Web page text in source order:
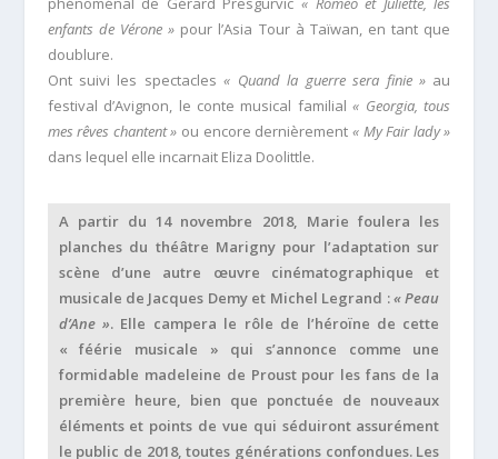
enfants de Vérone » pour l’Asia Tour à Taïwan, en tant que
doublure.
Ont suivi les spectacles « Quand la guerre sera finie »au
festival d’Avignon, le conte musical familial« Georgia, tous
mes rêves chantent » ou encore dernièrement « My Fair lady »
dans lequel elle incarnait Eliza Doolittle.
A partir du 14 novembre 2018, Marie foulera les
planches du théâtre Marigny pour l’adaptation sur
scène d’une autre œuvre cinématographique et
musicale de Jacques Demy et Michel Legrand :« Peau
d’Ane ». Elle campera le rôle de l’héroïne de cette
« féérie musicale » qui s’annonce comme une
formidable madeleine de Proust pour les fans de la
première heure, bien que ponctuée de nouveaux
éléments et points de vue qui séduiront assurément
le public de 2018, toutes générations confondues. Les